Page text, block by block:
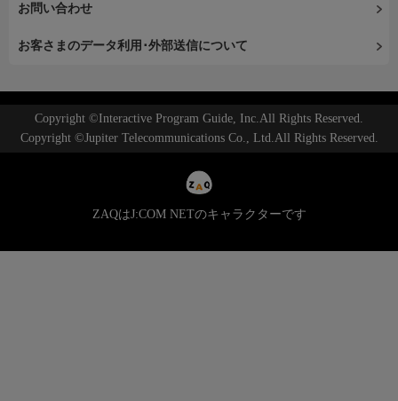
お問い合わせ
お客さまのデータ利用･外部送信について
Copyright ©Interactive Program Guide, Inc.All Rights Reserved.
Copyright ©Jupiter Telecommunications Co., Ltd.All Rights Reserved.
ZAQはJ:COM NETのキャラクターです